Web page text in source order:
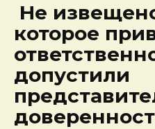
Не
которое
допустили